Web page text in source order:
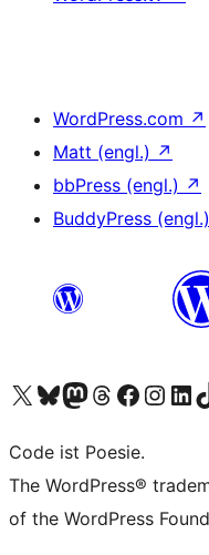
WordPress.com ↗
Matt (engl.) ↗
bbPress (engl.) ↗
BuddyPress (engl.)
Unser X-Konto (früher Twitter) besuchen
Unser Bluesky-Konto besuchen
Unser Mastodon-Konto besuchen
Unser Threads-Konto besuchen
Unsere Facebook-Seite
UnserUnser
Code ist Poesie.
The WordPress®
of the WordPress